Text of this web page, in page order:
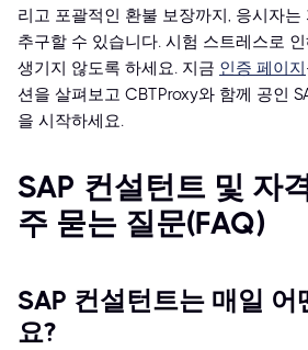
리고 포괄적인 환불 보장까지, 응시자
추구할 수 있습니다. 시험 스트레스로
생기지 않도록 하세요. 지금 인증 페이지
션을 살펴보고 CBTProxy와 함께 공인
을 시작하세요.
SAP 컨설턴트 및 자
주 묻는 질문(FAQ)
SAP 컨설턴트는 매일 어
요?